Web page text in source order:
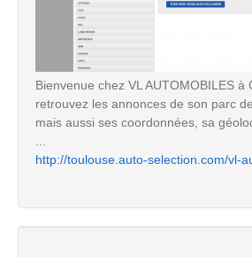
Bienvenue chez VL AUTOMOBILES à
retrouvez les annonces de son parc
mais aussi ses coordonnées, sa
http://toulouse.auto-selection.com/vl-